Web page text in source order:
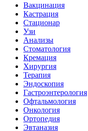
Вакцинация
Кастрация
Стационар
Узи
Анализы
Стоматология
Кремация
Хирургия
Терапия
Эндоскопия
Гастроэнтерология
Офтальмология
Онкология
Ортопедия
Эвтаназия